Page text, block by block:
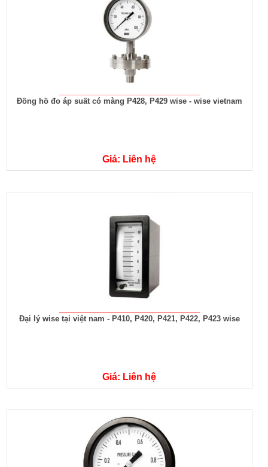
Đồng hồ đo áp suất có màng P428, P429 wise - wise vietnam
Giá: Liên hệ
Đại lý wise tại việt nam - P410, P420, P421, P422, P423 wise
Giá: Liên hệ